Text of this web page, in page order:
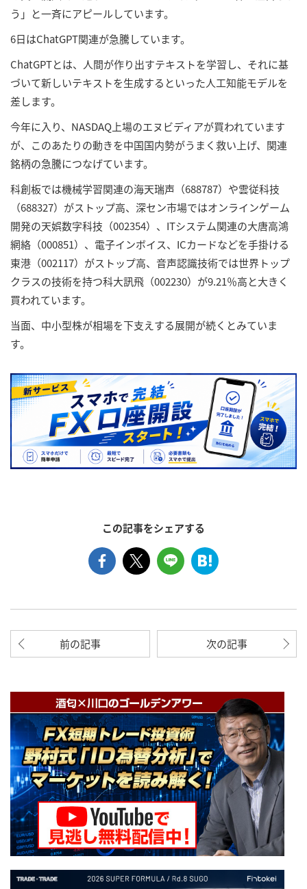
う」と一斉にアピールしています。
6日はChatGPT関連が急騰しています。
ChatGPTとは、人間が作り出すテキストを学習し、それに基
づいて新しいテキストを生成するといった人工知能モデルを
差します。
今年に入り、NASDAQ上場のエヌビディアが買われています
が、このあたりの動きを中国国内勢がうまく救い上げ、関連
銘柄の急騰につなげています。
科創板では機械学習関連の海天瑞声（688787）や雲従科技
（688327）がストップ高、深セン市場ではオンラインゲーム
開発の天娯数字科技（002354）、ITシステム関連の大唐高鴻
網絡（000851）、電子インボイス、ICカードなどを手掛ける
東港（002117）がストップ高、音声認識技術では世界トップ
クラスの技術を持つ科大訊飛（002230）が9.21％高と大きく
買われています。
当面、中小型株が相場を下支えする展開が続くとみていま
す。
この記事をシェアする
前の記事 次の記事